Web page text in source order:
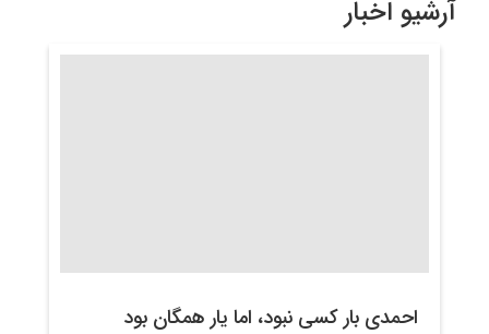
آرشیو اخبار
احمدی بار کسی نبود، اما یار همگان بود